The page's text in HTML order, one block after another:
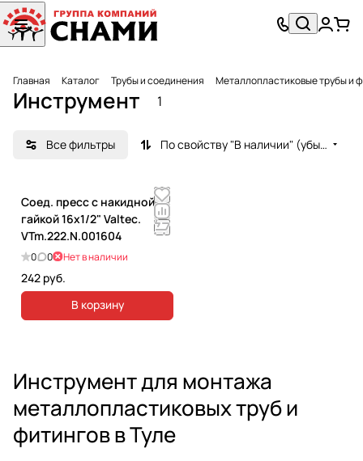
Главная Каталог Трубы и соединения Металлопластиковые трубы и
Инструмент 1
Все фильтры По свойству "В наличии" (убывание)
Соед. пресс с накидной
гайкой 16х1/2" Valtec.
VTm.222.N.001604
0 0 Нет в наличии
242 руб.
В корзину
Инструмент для монтажа
металлопластиковых труб и
фитингов в Туле